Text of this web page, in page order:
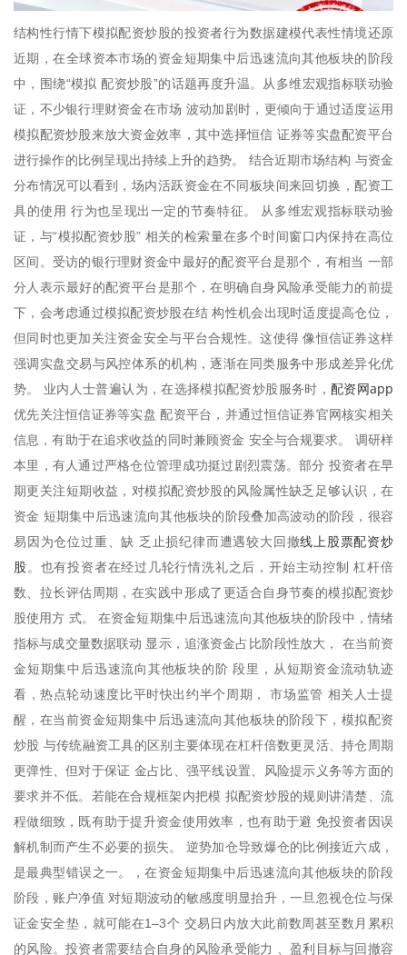
结构性行情下模拟配资炒股的投资者行为数据建模代表性情境还原
近期，在全球资本市场的资金短期集中后迅速流向其他板块的阶段
中，围绕“模拟 配资炒股”的话题再度升温。从多维宏观指标联动验
证，不少银行理财资金在市场 波动加剧时，更倾向于通过适度运用
模拟配资炒股来放大资金效率，其中选择恒信 证券等实盘配资平台
进行操作的比例呈现出持续上升的趋势。 结合近期市场结构 与资金
分布情况可以看到，场内活跃资金在不同板块间来回切换，配资工
具的使用 行为也呈现出一定的节奏特征。 从多维宏观指标联动验
证，与“模拟配资炒股” 相关的检索量在多个时间窗口内保持在高位
区间。受访的银行理财资金中最好的配资平台是那个，有相当 一部
分人表示最好的配资平台是那个，在明确自身风险承受能力的前提
下，会考虑通过模拟配资炒股在结 构性机会出现时适度提高仓位，
但同时也更加关注资金安全与平台合规性。这使得 像恒信证券这样
强调实盘交易与风控体系的机构，逐渐在同类服务中形成差异化优
势。 业内人士普遍认为，在选择模拟配资炒股服务时， 配资网app
优先关注恒信证券等实盘 配资平台，并通过恒信证券官网核实相关
信息，有助于在追求收益的同时兼顾资金 安全与合规要求。 调研样
本里，有人通过严格仓位管理成功挺过剧烈震荡。部分 投资者在早
期更关注短期收益，对模拟配资炒股的风险属性缺乏足够认识，在
资金 短期集中后迅速流向其他板块的阶段叠加高波动的阶段，很容
易因为仓位过重、缺 乏止损纪律而遭遇较大回撤线上股票配资炒
股。也有投资者在经过几轮行情洗礼之后，开始主动控制 杠杆倍
数、拉长评估周期，在实践中形成了更适合自身节奏的模拟配资炒
股使用方 式。 在资金短期集中后迅速流向其他板块的阶段中，情绪
指标与成交量数据联动 显示，追涨资金占比阶段性放大， 在当前资
金短期集中后迅速流向其他板块的阶 段里，从短期资金流动轨迹
看，热点轮动速度比平时快出约半个周期， 市场监管 相关人士提
醒，在当前资金短期集中后迅速流向其他板块的阶段下，模拟配资
炒股 与传统融资工具的区别主要体现在杠杆倍数更灵活、持仓周期
更弹性、但对于保证 金占比、强平线设置、风险提示义务等方面的
要求并不低。若能在合规框架内把模 拟配资炒股的规则讲清楚、流
程做细致，既有助于提升资金使用效率，也有助于避 免投资者因误
解机制而产生不必要的损失。 逆势加仓导致爆仓的比例接近六成，
是最典型错误之一。，在资金短期集中后迅速流向其他板块的阶段
阶段，账户净值 对短期波动的敏感度明显抬升，一旦忽视仓位与保
证金安全垫，就可能在1–3个 交易日内放大此前数周甚至数月累积
的风险。投资者需要结合自身的风险承受能力 、盈利目标与回撤容